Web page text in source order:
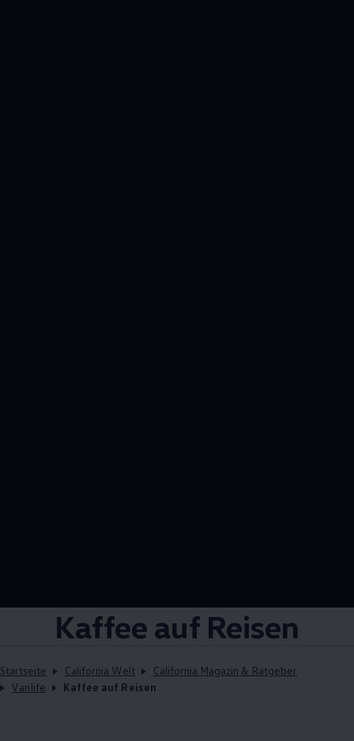
Kaffee auf Reisen
Startseite California Welt
California Magazin & Ratgeber
Vanlife
Kaffee auf Reisen